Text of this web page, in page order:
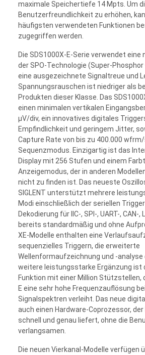
maximale Speichertiefe 14 Mpts. Um
Benutzerfreundlichkeit zu erhöhen,
häufigsten verwendeten Funktionen
zugegriffen werden.
Die SDS1000X-E-Serie verwendet eine
der SPO-Technologie (Super-
eine ausgezeichnete Signaltreue und
Spannungsrauschen ist niedriger als
Produkten dieser Klasse. Das
einen minimalen vertikalen
µV/div, ein innovatives digitales
Empfindlichkeit und geringem Jitter,
Capture Rate von bis zu 400.000
Sequenzmodus. Einzigartig ist das
Display mit 256 Stufen und einem
Anzeigemodus, der in anderen
nicht zu finden ist. Das neueste
SIGLENT unterstützt mehrere
Modi einschließlich der seriellen
Dekodierung für IIC-, SPI-, UART-, CAN-,
bereits standardmäßig und ohne
XE-Modelle enthalten eine
sequenzielles Triggern, die erweiterte
Wellenformaufzeichnung und -analyse
weitere leistungsstarke Ergänzung ist
Funktion mit einer Million Stützstellen,
E eine sehr hohe Frequenzauflösung
Signalspektren verleiht. Das neue
auch einen Hardware-Coprozessor,
schnell und genau liefert, ohne die
verlangsamen.
Die neuen Vierkanal-Modelle verfügen